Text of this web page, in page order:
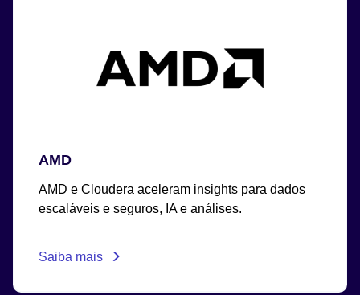
AMD
AMD e Cloudera aceleram insights para dados
escaláveis e seguros, IA e análises.
Saiba mais